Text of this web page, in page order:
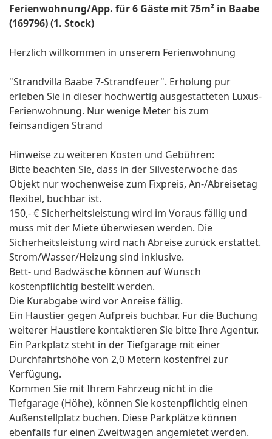
Ferienwohnung/App. für 6 Gäste mit 75m² in Baabe
(169796) (1. Stock)
Herzlich willkommen in unserem Ferienwohnung
"Strandvilla Baabe 7-Strandfeuer". Erholung pur
erleben Sie in dieser hochwertig ausgestatteten Luxus-
Ferienwohnung. Nur wenige Meter bis zum
feinsandigen Strand
Hinweise zu weiteren Kosten und Gebühren:
Bitte beachten Sie, dass in der Silvesterwoche das
Objekt nur wochenweise zum Fixpreis, An-/Abreisetag
flexibel, buchbar ist.
150,- € Sicherheitsleistung wird im Voraus fällig und
muss mit der Miete überwiesen werden. Die
Sicherheitsleistung wird nach Abreise zurück erstattet.
Strom/Wasser/Heizung sind inklusive.
Bett- und Badwäsche können auf Wunsch
kostenpflichtig bestellt werden.
Die Kurabgabe wird vor Anreise fällig.
Ein Haustier gegen Aufpreis buchbar. Für die Buchung
weiterer Haustiere kontaktieren Sie bitte Ihre Agentur.
Ein Parkplatz steht in der Tiefgarage mit einer
Durchfahrtshöhe von 2,0 Metern kostenfrei zur
Verfügung.
Kommen Sie mit Ihrem Fahrzeug nicht in die
Tiefgarage (Höhe), können Sie kostenpflichtig einen
Außenstellplatz buchen. Diese Parkplätze können
ebenfalls für einen Zweitwagen angemietet werden.